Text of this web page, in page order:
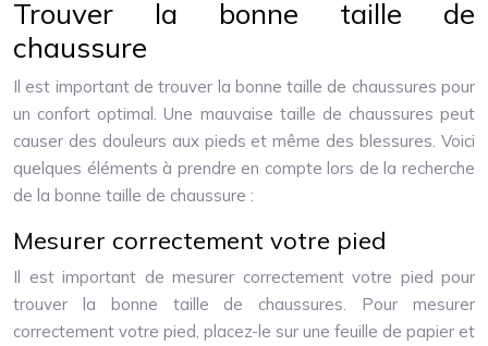
Trouver la bonne taille de
chaussure
Il est important de trouver la bonne taille de chaussures pour
un confort optimal. Une mauvaise taille de chaussures peut
causer des douleurs aux pieds et même des blessures. Voici
quelques éléments à prendre en compte lors de la recherche
de la bonne taille de chaussure :
Mesurer correctement votre pied
Il est important de mesurer correctement votre pied pour
trouver la bonne taille de chaussures. Pour mesurer
correctement votre pied, placez-le sur une feuille de papier et